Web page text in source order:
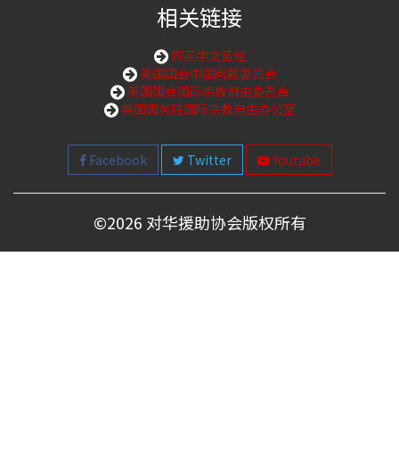
相关链接
购买中文圣经
美国国会中国问题委员会
美国国会国际宗教自由委员会
美国国务院国际宗教自由办公室
Facebook Twitter Youtube
©2026 对华援助协会版权所有